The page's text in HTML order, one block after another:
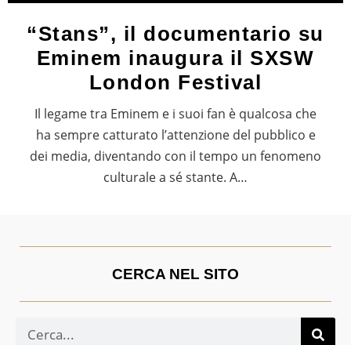
“Stans”, il documentario su
Eminem inaugura il SXSW
London Festival
Il legame tra Eminem e i suoi fan è qualcosa che
ha sempre catturato l’attenzione del pubblico e
dei media, diventando con il tempo un fenomeno
culturale a sé stante. A…
CERCA NEL SITO